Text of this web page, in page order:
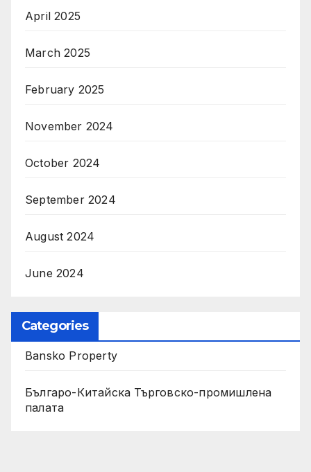
April 2025
March 2025
February 2025
November 2024
October 2024
September 2024
August 2024
June 2024
Categories
Bansko Property
Българо-Китайска Търговско-промишлена
палaта